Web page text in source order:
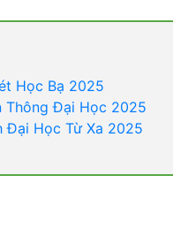
Học Bạ 2025
Thông Đại Học 2025
Đại Học Từ Xa 2025